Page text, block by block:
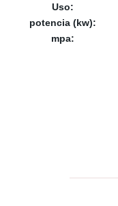
Uso:
potencia (kw):
mpa: